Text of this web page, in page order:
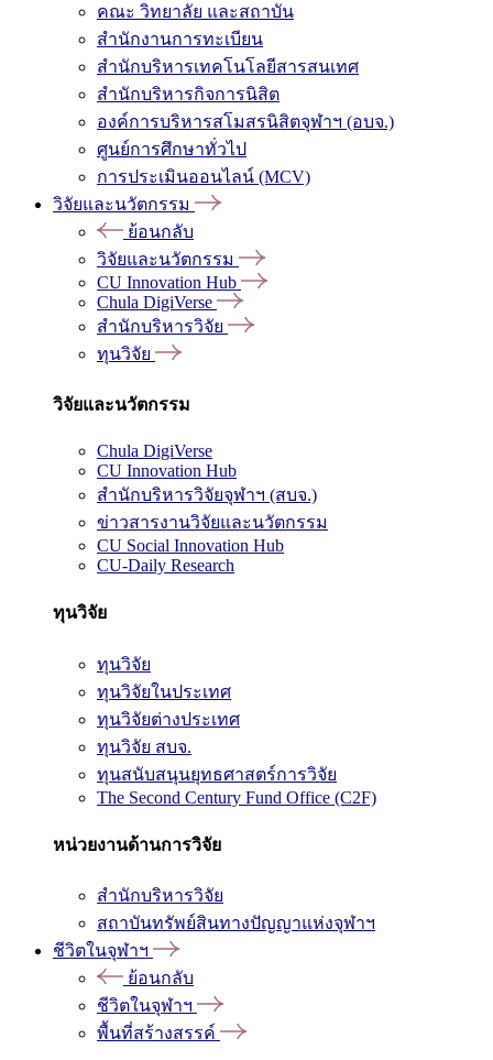
คณะ วิทยาลัย และสถาบัน
สำนักงานการทะเบียน
สำนักบริหารเทคโนโลยีสารสนเทศ
สำนักบริหารกิจการนิสิต
องค์การบริหารสโมสรนิสิตจุฬาฯ (อบจ.)
ศูนย์การศึกษาทั่วไป
การประเมินออนไลน์ (MCV)
วิจัยและนวัตกรรม
ย้อนกลับ
วิจัยและนวัตกรรม
CU Innovation Hub
Chula DigiVerse
สำนักบริหารวิจัย
ทุนวิจัย
วิจัยและนวัตกรรม
Chula DigiVerse
CU Innovation Hub
สำนักบริหารวิจัยจุฬาฯ (สบจ.)
ข่าวสารงานวิจัยและนวัตกรรม
CU Social Innovation Hub
CU-Daily Research
ทุนวิจัย
ทุนวิจัย
ทุนวิจัยในประเทศ
ทุนวิจัยต่างประเทศ
ทุนวิจัย สบจ.
ทุนสนับสนุนยุทธศาสตร์การวิจัย
The Second Century Fund Office (C2F)
หน่วยงานด้านการวิจัย
สำนักบริหารวิจัย
สถาบันทรัพย์สินทางปัญญาแห่งจุฬาฯ
ชีวิตในจุฬาฯ
ย้อนกลับ
ชีวิตในจุฬาฯ
พื้นที่สร้างสรรค์